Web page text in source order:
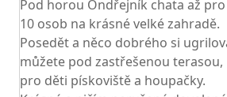
Pod horou Ondřejník chata až pro
10 osob na krásné velké zahradě.
Posedět a něco dobrého si
můžete pod zastřešenou terasou,
pro děti pískoviště a houpačky.